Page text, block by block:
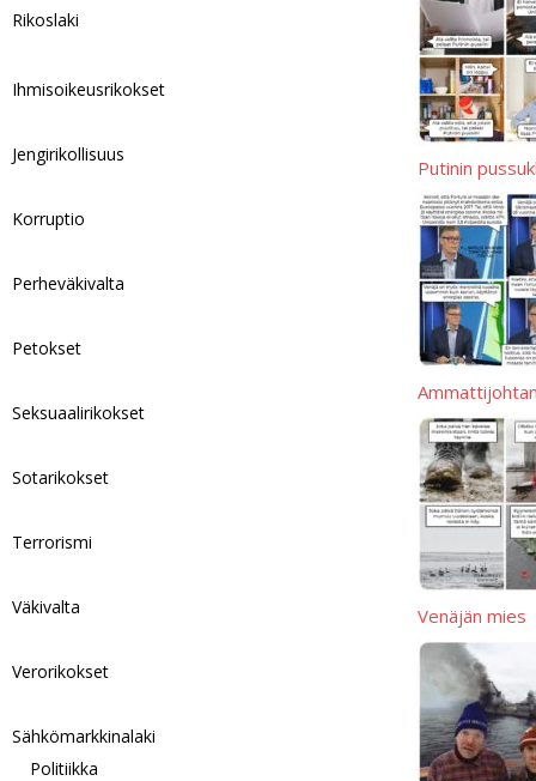
p
e
Putinin
Venäjän mies
Rikoslaki
Ihmisoikeusrikokset
Jengirikollisuus
Korruptio
Perheväkivalta
Petokset
Seksuaalirikokset
Sotarikokset
Terrorismi
Väkivalta
Verorikokset
Sähkömarkkinalaki
Politiikka